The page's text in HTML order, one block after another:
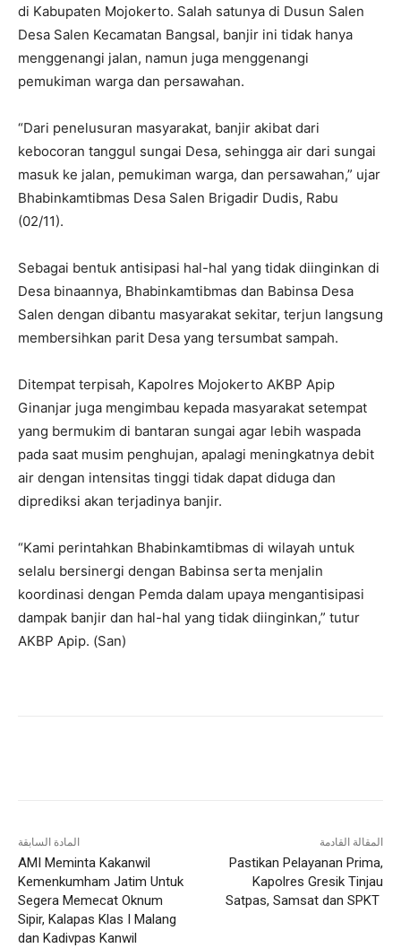
di Kabupaten Mojokerto. Salah satunya di Dusun Salen
Desa Salen Kecamatan Bangsal, banjir ini tidak hanya
menggenangi jalan, namun juga menggenangi
pemukiman warga dan persawahan.
“Dari penelusuran masyarakat, banjir akibat dari
kebocoran tanggul sungai Desa, sehingga air dari sungai
masuk ke jalan, pemukiman warga, dan persawahan,” ujar
Bhabinkamtibmas Desa Salen Brigadir Dudis, Rabu
(02/11).
Sebagai bentuk antisipasi hal-hal yang tidak diinginkan di
Desa binaannya, Bhabinkamtibmas dan Babinsa Desa
Salen dengan dibantu masyarakat sekitar, terjun langsung
membersihkan parit Desa yang tersumbat sampah.
Ditempat terpisah, Kapolres Mojokerto AKBP Apip
Ginanjar juga mengimbau kepada masyarakat setempat
yang bermukim di bantaran sungai agar lebih waspada
pada saat musim penghujan, apalagi meningkatnya debit
air dengan intensitas tinggi tidak dapat diduga dan
diprediksi akan terjadinya banjir.
“Kami perintahkan Bhabinkamtibmas di wilayah untuk
selalu bersinergi dengan Babinsa serta menjalin
koordinasi dengan Pemda dalam upaya mengantisipasi
dampak banjir dan hal-hal yang tidak diinginkan,” tutur
AKBP Apip. (San)
المادة السابقة
AMI Meminta Kakanwil
Kemenkumham Jatim Untuk
Segera Memecat Oknum
Sipir, Kalapas Klas I Malang
dan Kadivpas Kanwil
المقالة القادمة
Pastikan Pelayanan Prima,
Kapolres Gresik Tinjau
Satpas, Samsat dan SPKT